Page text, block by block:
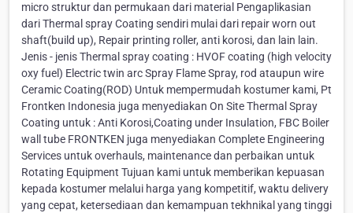
micro struktur dan permukaan dari material Pengaplikasian
dari Thermal spray Coating sendiri mulai dari repair worn out
shaft(build up), Repair printing roller, anti korosi, dan lain lain.
Jenis - jenis Thermal spray coating : HVOF coating (high velocity
oxy fuel) Electric twin arc Spray Flame Spray, rod ataupun wire
Ceramic Coating(ROD) Untuk mempermudah kostumer kami, Pt
Frontken Indonesia juga menyediakan On Site Thermal Spray
Coating untuk : Anti Korosi,Coating under Insulation, FBC Boiler
wall tube FRONTKEN juga menyediakan Complete Engineering
Services untuk overhauls, maintenance dan perbaikan untuk
Rotating Equipment Tujuan kami untuk memberikan kepuasan
kepada kostumer melalui harga yang kompetitif, waktu delivery
yang cepat, ketersediaan dan kemampuan tekhnikal yang tinggi